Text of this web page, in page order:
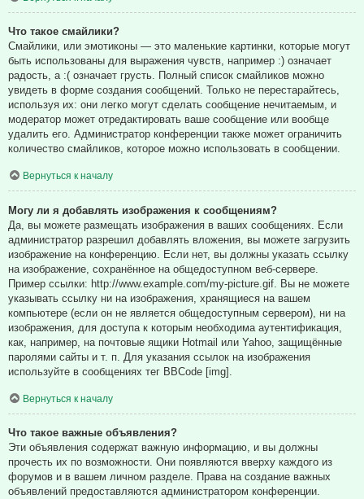
Что такое смайлики?
Смайлики, или эмотиконы — это маленькие картинки, которые могут
быть использованы для выражения чувств, например :) означает
радость, а :( означает грусть. Полный список смайликов можно
увидеть в форме создания сообщений. Только не перестарайтесь,
используя их: они легко могут сделать сообщение нечитаемым, и
модератор может отредактировать ваше сообщение или вообще
удалить его. Администратор конференции также может ограничить
количество смайликов, которое можно использовать в сообщении.
Вернуться к началу
Могу ли я добавлять изображения к сообщениям?
Да, вы можете размещать изображения в ваших сообщениях. Если
администратор разрешил добавлять вложения, вы можете загрузить
изображение на конференцию. Если нет, вы должны указать ссылку
на изображение, сохранённое на общедоступном веб-сервере.
Пример ссылки: http://www.example.com/my-picture.gif. Вы не можете
указывать ссылку ни на изображения, хранящиеся на вашем
компьютере (если он не является общедоступным сервером), ни на
изображения, для доступа к которым необходима аутентификация,
как, например, на почтовые ящики Hotmail или Yahoo, защищённые
паролями сайты и т. п. Для указания ссылок на изображения
используйте в сообщениях тег BBCode [img].
Вернуться к началу
Что такое важные объявления?
Эти объявления содержат важную информацию, и вы должны
прочесть их по возможности. Они появляются вверху каждого из
форумов и в вашем личном разделе. Права на создание важных
объявлений предоставляются администратором конференции.